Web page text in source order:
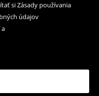
si Zásady používania
údajov
a